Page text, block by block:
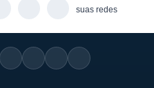
de distribuição
sua permanência
suas redes